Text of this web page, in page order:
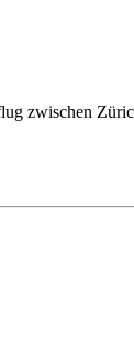
zwischen